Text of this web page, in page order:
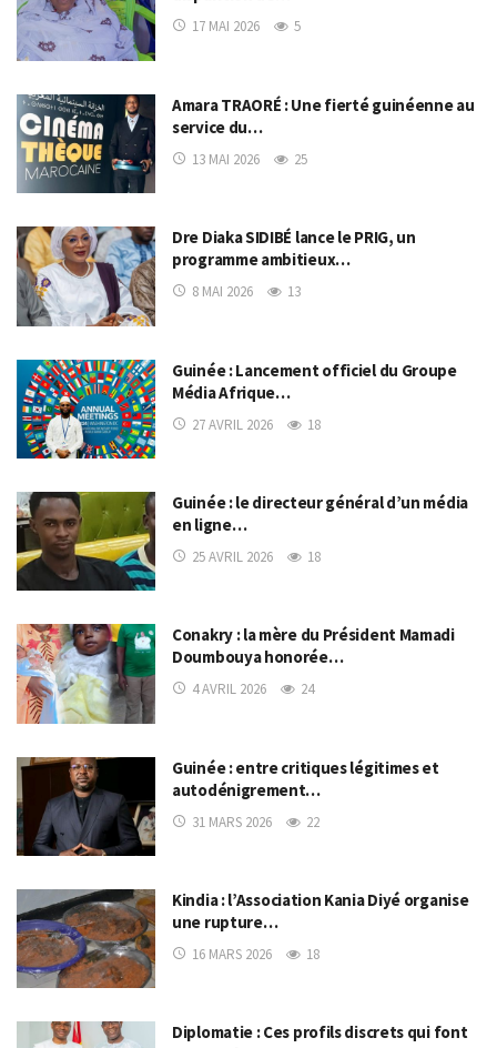
17 MAI 2026 5
Amara TRAORÉ : Une fierté guinéenne au
service du…
13 MAI 2026 25
Dre Diaka SIDIBÉ lance le PRIG, un
programme ambitieux…
8 MAI 2026 13
Guinée : Lancement officiel du Groupe
Média Afrique…
27 AVRIL 2026 18
Guinée : le directeur général d’un média
en ligne…
25 AVRIL 2026 18
Conakry : la mère du Président Mamadi
Doumbouya honorée…
4 AVRIL 2026 24
Guinée : entre critiques légitimes et
autodénigrement…
31 MARS 2026 22
Kindia : l’Association Kania Diyé organise
une rupture…
16 MARS 2026 18
Diplomatie : Ces profils discrets qui font